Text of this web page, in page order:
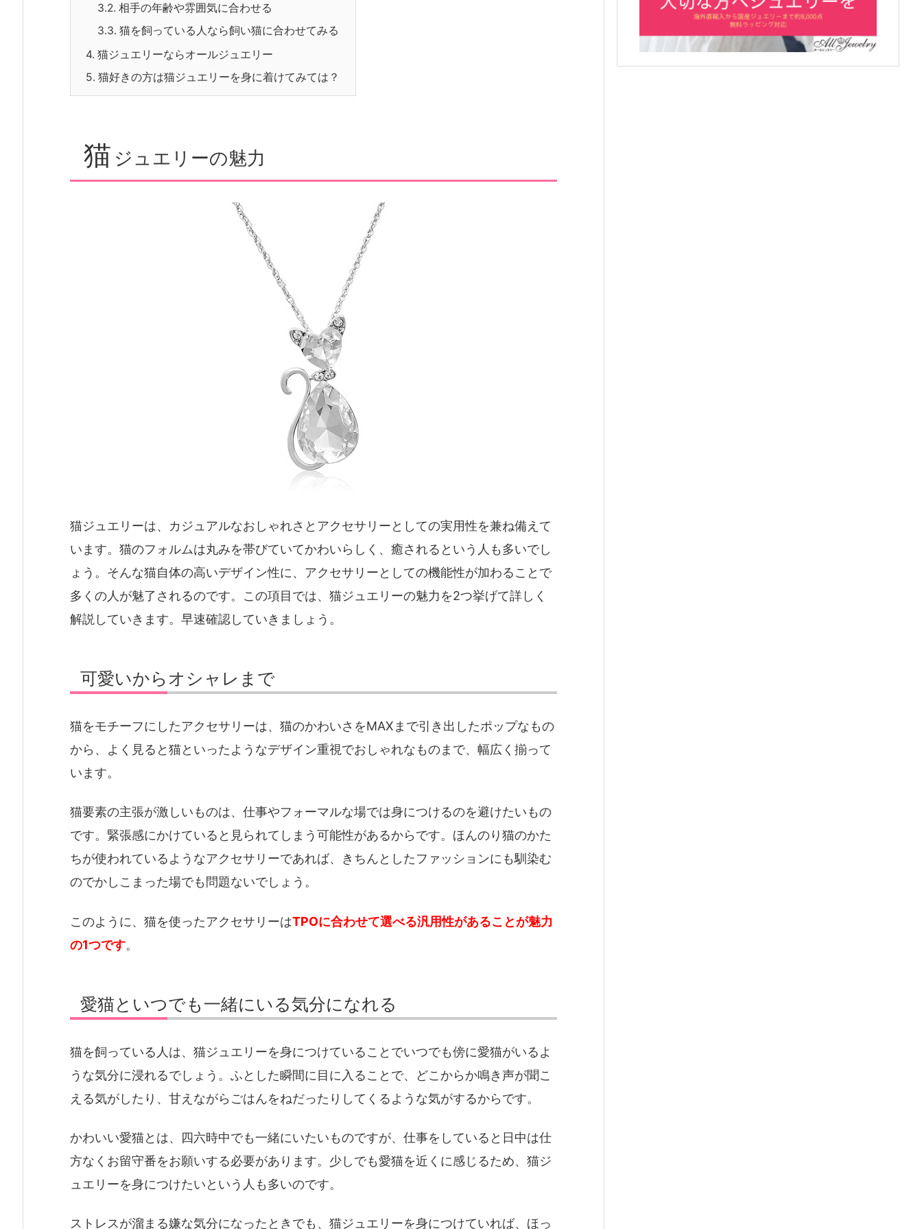
3.2. 相手の年齢や雰囲気に合わせる
3.3. 猫を飼っている人なら飼い猫に合わせてみる
4. 猫ジュエリーならオールジュエリー
5. 猫好きの方は猫ジュエリーを身に着けてみては？
猫 ジュエリーの魅力
猫ジュエリーは、カジュアルなおしゃれさとアクセサリーとしての実用性を兼ね備えて
います。猫のフォルムは丸みを帯びていてかわいらしく、癒されるという人も多いでし
ょう。そんな猫自体の高いデザイン性に、アクセサリーとしての機能性が加わることで
多くの人が魅了されるのです。この項目では、猫ジュエリーの魅力を2つ挙げて詳しく
解説していきます。早速確認していきましょう。
可愛いからオシャレまで
猫をモチーフにしたアクセサリーは、猫のかわいさをMAXまで引き出したポップなもの
から、よく見ると猫といったようなデザイン重視でおしゃれなものまで、幅広く揃って
います。
猫要素の主張が激しいものは、仕事やフォーマルな場では身につけるのを避けたいもの
です。緊張感にかけていると見られてしまう可能性があるからです。ほんのり猫のかた
ちが使われているようなアクセサリーであれば、きちんとしたファッションにも馴染む
のでかしこまった場でも問題ないでしょう。
このように、猫を使ったアクセサリーはTPOに合わせて選べる汎用性があることが魅力
の1つです。
愛猫といつでも一緒にいる気分になれる
猫を飼っている人は、猫ジュエリーを身につけていることでいつでも傍に愛猫がいるよ
うな気分に浸れるでしょう。ふとした瞬間に目に入ることで、どこからか鳴き声が聞こ
える気がしたり、甘えながらごはんをねだったりしてくるような気がするからです。
かわいい愛猫とは、四六時中でも一緒にいたいものですが、仕事をしていると日中は仕
方なくお留守番をお願いする必要があります。少しでも愛猫を近くに感じるため、猫ジ
ュエリーを身につけたいという人も多いのです。
ストレスが溜まる嫌な気分になったときでも、猫ジュエリーを身につけていれば、ほっ